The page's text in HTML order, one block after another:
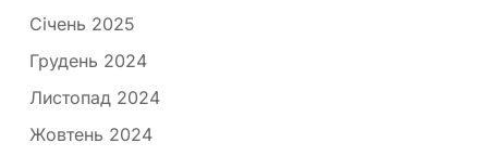
Січень 2025
Грудень 2024
Листопад 2024
Жовтень 2024